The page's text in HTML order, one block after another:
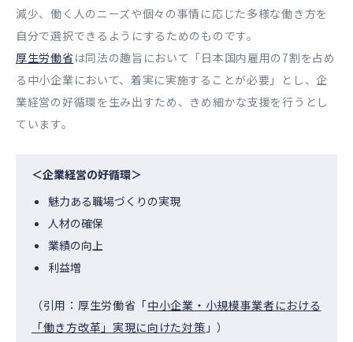
減少、働く人のニーズや個々の事情に応じた多様な働き方を
自分で選択できるようにするためのものです。
厚生労働省は同法の趣旨において「日本国内雇用の7割を占め
る中小企業において、着実に実施することが必要」とし、企
業経営の好循環を生み出すため、きめ細かな支援を行うとし
ています。
＜企業経営の好循環＞
魅力ある職場づくりの実現
人材の確保
業績の向上
利益増
（引用：厚生労働省「中小企業・小規模事業者における
「働き方改革」実現に向けた対策 」）